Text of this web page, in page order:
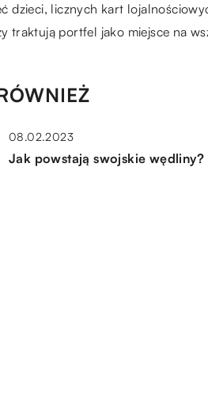
dzieci, licznych kart
traktują portfel jako miejsce na
08.02.2023
Jak powstają swojskie wędliny?